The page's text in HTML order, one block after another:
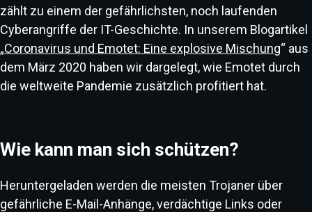
zählt zu einem der gefährlichsten, noch laufenden
Cyberangriffe der IT-Geschichte. In unserem Blogartikel
„Coronavirus und Emotet: Eine explosive Mischung“ aus
dem März 2020 haben wir dargelegt, wie Emotet durch
die weltweite Pandemie zusätzlich profitiert hat.
Wie kann man sich schützen?
Heruntergeladen werden die meisten Trojaner über
gefährliche E-Mail-Anhänge, verdächtige Links oder